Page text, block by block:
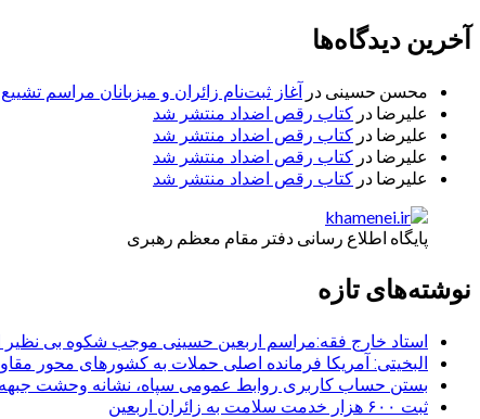
آخرین دیدگاه‌ها
محسن حسینی در آغاز ثبت‌نام زائران و میزبانان مراسم
علیرضا در کتاب رقص اضداد منتشر شد
علیرضا در کتاب رقص اضداد منتشر شد
علیرضا در کتاب رقص اضداد منتشر شد
علیرضا در کتاب رقص اضداد منتشر شد
پایگاه اطلاع رسانی دفتر مقام معظم رهبری
نوشته‌های تازه
استاد خارج فقه:مراسم اربعین حسینی موجب شکوه بی
البخیتی: آمریکا فرمانده اصلی حملات به کشورهای محور
بستن حساب کاربری روابط عمومی سپاه، نشانه‌ وحشت جبهه
ثبت ۶۰۰ هزار خدمت سلامت به زائران اربعین